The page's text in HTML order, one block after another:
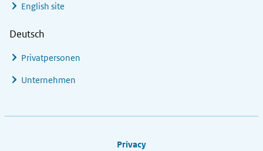
English site
Deutsch
Privatpersonen
Unternehmen
Privacy